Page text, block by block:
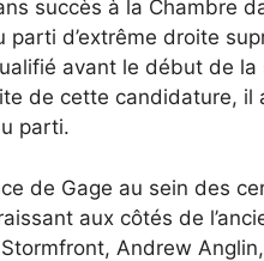
succès à la Chambre
d’extrême droite
avant le début de
de cette candidature,
parti.
de Gage au sein des
aux côtés de
Andrew